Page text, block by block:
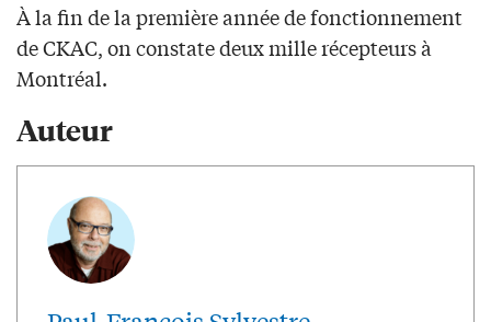
À la fin de la première année de fonctionnement
de CKAC, on constate deux mille récepteurs à
Montréal.
Auteur